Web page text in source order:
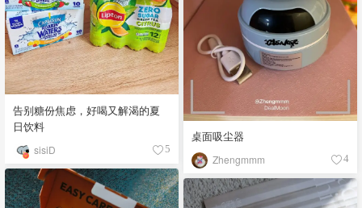
告别糖份焦虑，好喝又解渴的夏
日饮料
sisiD 5
桌面吸尘器
Zhengmmm 4